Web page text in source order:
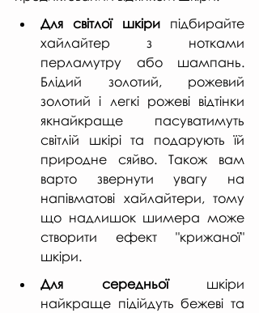
Для світлої шкіри підбирайте
хайлайтер з нотками
перламутру або шампань.
Блідий золотий, рожевий
золотий і легкі рожеві відтінки
якнайкраще пасуватимуть
світлій шкірі та подарують їй
природне сяйво. Також вам
варто звернути увагу на
напівматові хайлайтери, тому
що надлишок шимера може
створити ефект "крижаної"
шкіри.
Для середньої шкіри
найкраще підійдуть бежеві та